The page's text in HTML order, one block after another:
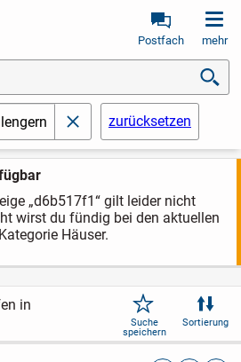
Postfach mehr
„d6b517f1“ gilt leider nicht
wirst du fündig bei den aktuellen
Häuser.
schließenzurücksetzen
in
Suche
speichern
Sortierung